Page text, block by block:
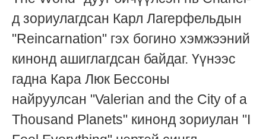
д зориулагдсан Карл Лагерфельдын
"Reinсarnation" гэх богино хэмжээний
кинонд ашиглагдсан байдаг. Үүнээс
гадна Кара Люк Бессоны
найруулсан "Valerian and the City of a
Thousand Planets" кинонд зориулан "I